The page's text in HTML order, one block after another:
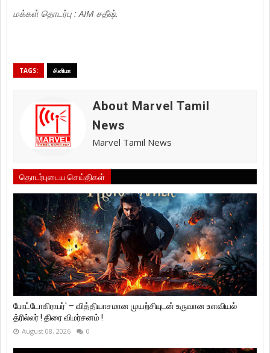
மக்கள் தொடர்பு : AIM சதீஷ்.
TAGS: சினிமா
About Marvel Tamil
News
Marvel Tamil News
தொடர்புடைய செய்திகள்
போட்டோகிராபர்' – வித்தியாசமான முயற்சியுடன் உருவான உளவியல்
த்ரில்லர் ! திரை விமர்சனம் !
August 08, 2026 0